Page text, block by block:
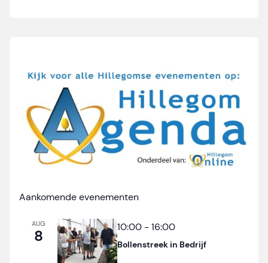
Aankomende evenementen
AUG
8 10:00 -16:00
Bollenstreek in Bedrijf